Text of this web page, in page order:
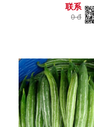
联系
0 đ